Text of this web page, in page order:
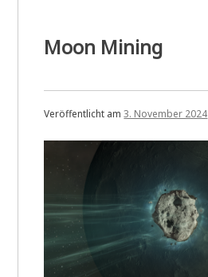
Moon Mining
Veröffentlicht am3. November 2024